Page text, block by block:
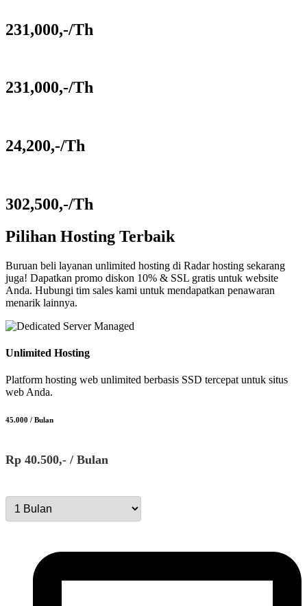
231,000,-/Th
231,000,-/Th
24,200,-/Th
302,500,-/Th
Pilihan Hosting Terbaik
Buruan beli layanan unlimited hosting di Radar hosting sekarang
juga! Dapatkan promo diskon 10% & SSL gratis untuk website
Anda. Hubungi tim sales kami untuk mendapatkan penawaran
menarik lainnya.
Unlimited Hosting
Platform hosting web unlimited berbasis SSD tercepat untuk situs
web Anda.
45.000 / Bulan
Rp 40.500,- / Bulan